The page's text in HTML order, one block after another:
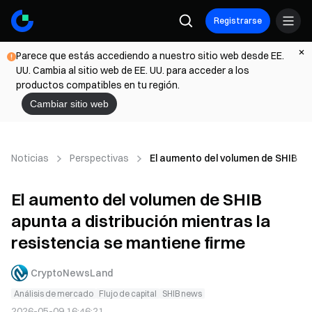
Registrarse
Parece que estás accediendo a nuestro sitio web desde EE.
UU. Cambia al sitio web de EE. UU. para acceder a los
productos compatibles en tu región.
Cambiar sitio web
Noticias Perspectivas El aumento del volumen de SHIB
El aumento del volumen de SHIB
apunta a distribución mientras la
resistencia se mantiene firme
CryptoNewsLand
Análisis de mercado Flujo de capital SHIB news